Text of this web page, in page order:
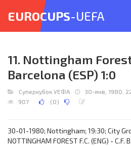
EUROCUPS-UEFA
11. Nottingham
Barcelona (ESP) 1:0
Суперкубок УЕФА 30-янв, 1980,
907
(0)
30-01-1980; Nottingham; 19:30; City
NOTTINGHAM FOREST F.C. (ENG) - C.F.